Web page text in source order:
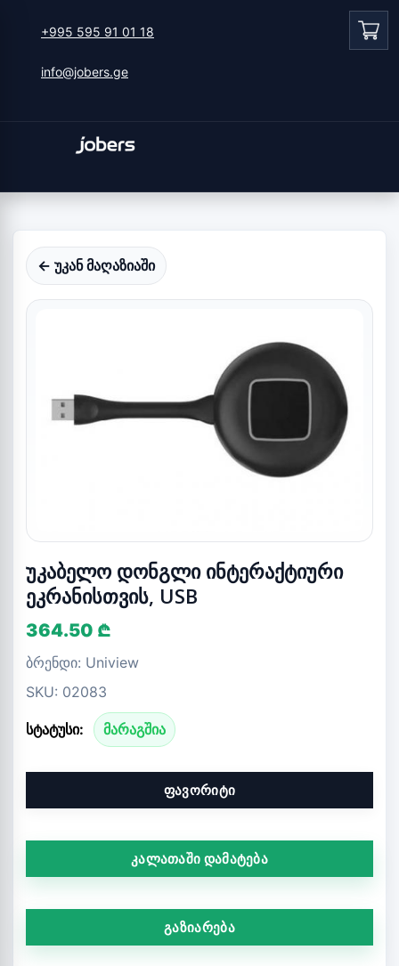
+995 595 91 01 18
info@jobers.ge
← უკან მაღაზიაში
უკაბელო დონგლი ინტერაქტიური
ეკრანისთვის, USB
364.50 ₾
ბრენდი: Uniview
SKU: 02083
სტატუსი: მარაგშია
ფავორიტი
კალათაში დამატება
გაზიარება